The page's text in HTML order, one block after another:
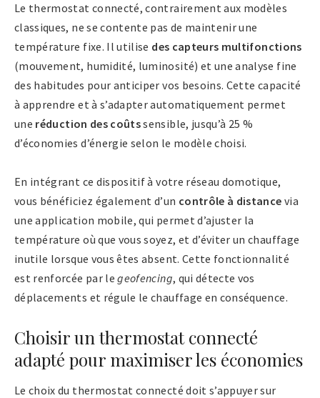
Le thermostat connecté, contrairement aux modèles
classiques, ne se contente pas de maintenir une
température fixe. Il utilise des capteurs multifonctions
(mouvement, humidité, luminosité) et une analyse fine
des habitudes pour anticiper vos besoins. Cette capacité
à apprendre et à s’adapter automatiquement permet
une réduction des coûtssensible, jusqu’à 25 %
d’économies d’énergie selon le modèle choisi.
En intégrant ce dispositif à votre réseau domotique,
vous bénéficiez également d’un contrôle à distance via
une application mobile, qui permet d’ajuster la
température où que vous soyez, et d’éviter un chauffage
inutile lorsque vous êtes absent. Cette fonctionnalité
est renforcée par legeofencing, qui détecte vos
déplacements et régule le chauffage en conséquence.
Choisir un thermostat connecté
adapté pour maximiser les économies
Le choix du thermostat connecté doit s’appuyer sur